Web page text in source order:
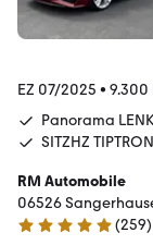
EZ 07/2025 • 9.300
Panorama
SITZHZ
RM Automobile
06526
5 Sterne
(259)